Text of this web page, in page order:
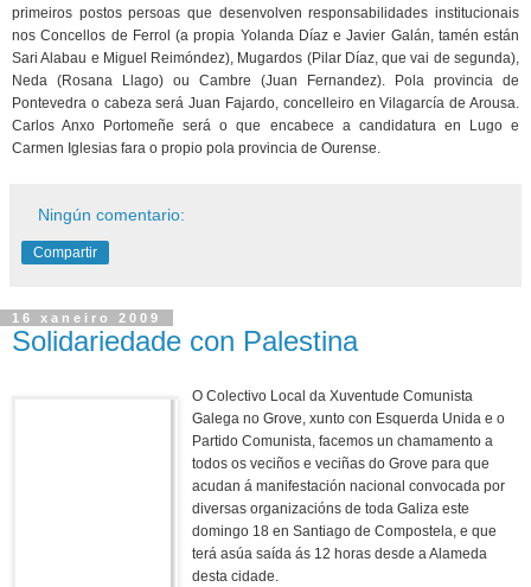
primeiros postos persoas que desenvolven responsabilidades institucionais
nos Concellos de Ferrol (a propia Yolanda Díaz e Javier Galán, tamén están
Sari Alabau e Miguel Reimóndez), Mugardos (Pilar Díaz, que vai de segunda),
Neda (Rosana Llago) ou Cambre (Juan Fernandez). Pola provincia de
Pontevedra o cabeza será Juan Fajardo, concelleiro en Vilagarcía de Arousa.
Carlos Anxo Portomeñe será o que encabece a candidatura en Lugo e
Carmen Iglesias fara o propio pola provincia de Ourense.
Ningún comentario:
Compartir
16 xaneiro 2009
Solidariedade con Palestina
O Colectivo Local da Xuventude Comunista
Galega no Grove, xunto con Esquerda Unida e o
Partido Comunista, facemos un chamamento a
todos os veciños e veciñas do Grove para que
acudan á manifestación nacional convocada por
diversas organizacións de toda Galiza este
domingo 18 en Santiago de Compostela, e que
terá asúa saída ás 12 horas desde a Alameda
desta cidade.